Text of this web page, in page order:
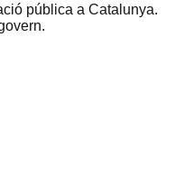
pública a Catalunya.